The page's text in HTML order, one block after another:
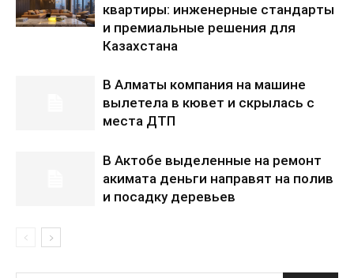
квартиры: инженерные стандарты
и премиальные решения для
Казахстана
В Алматы компания на машине
вылетела в кювет и скрылась с
места ДТП
В Актобе выделенные на ремонт
акимата деньги направят на полив
и посадку деревьев